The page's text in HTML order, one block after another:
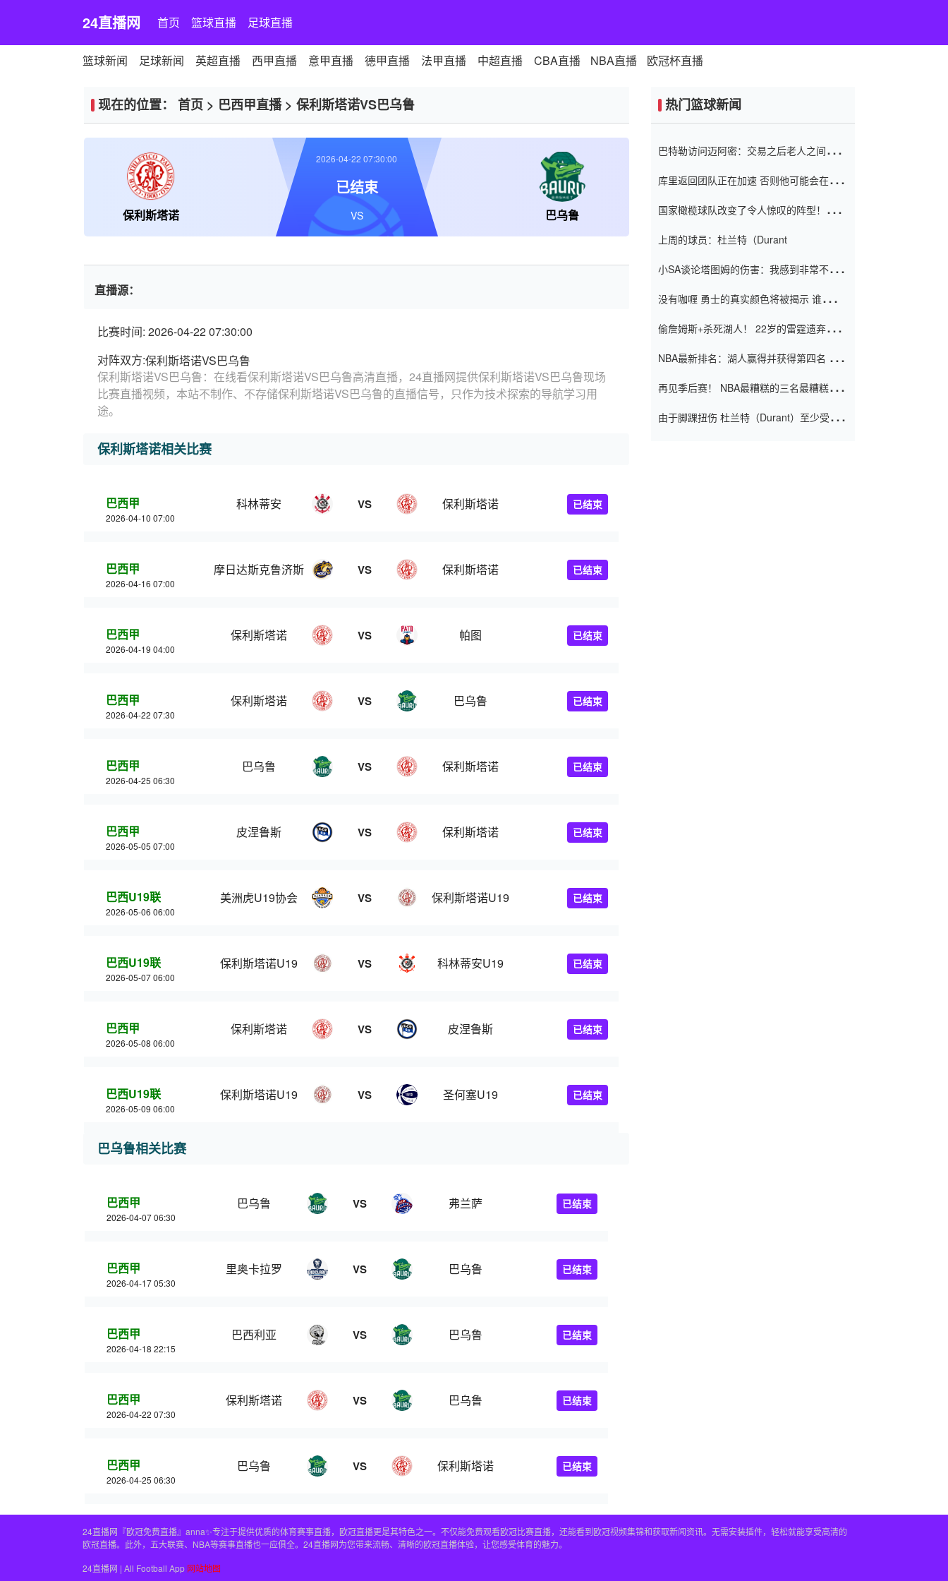
24直播网 首页 篮球直播 足球直播
篮球新闻 足球新闻 英超直播 西甲直播 意甲直播 德甲直播 法甲直播 中超直播 CBA直播 NBA直播 欧冠杯直播
现在的位置： 首页 > 巴西甲直播> 保利斯塔诺VS巴乌鲁
保利斯塔诺 巴乌鲁
2026-04-22 07:30:00
已结束
VS
直播源：
比赛时间: 2026-04-22 07:30:00
对阵双方:保利斯塔诺VS巴乌鲁
保利斯塔诺VS巴乌鲁：在线看保利斯塔诺VS巴乌鲁高清直播，24直播网提供保利斯塔诺VS巴乌鲁现场
比赛直播视频，本站不制作、不存储保利斯塔诺VS巴乌鲁的直播信号，只作为技术探索的导航学习用
途。
保利斯塔诺相关比赛
巴西甲
2026-04-10 07:00
科林蒂安 VS 保利斯塔诺 已结束
巴西甲
2026-04-16 07:00
摩日达斯克鲁济斯 VS 保利斯塔诺 已结束
巴西甲
2026-04-19 04:00
保利斯塔诺 VS 帕图 已结束
巴西甲
2026-04-22 07:30
保利斯塔诺 VS 巴乌鲁 已结束
巴西甲
2026-04-25 06:30
巴乌鲁 VS 保利斯塔诺 已结束
巴西甲
2026-05-05 07:00
皮涅鲁斯 VS 保利斯塔诺 已结束
巴西U19联
2026-05-06 06:00
美洲虎U19协会 VS 保利斯塔诺U19 已结束
巴西U19联
2026-05-07 06:00
保利斯塔诺U19 VS 科林蒂安U19 已结束
巴西甲
2026-05-08 06:00
保利斯塔诺 VS 皮涅鲁斯 已结束
巴西U19联
2026-05-09 06:00
保利斯塔诺U19 VS 圣何塞U19 已结束
巴乌鲁相关比赛
巴西甲
2026-04-07 06:30
巴乌鲁 VS 弗兰萨 已结束
巴西甲
2026-04-17 05:30
里奥卡拉罗 VS 巴乌鲁 已结束
巴西甲
2026-04-18 22:15
巴西利亚 VS 巴乌鲁 已结束
巴西甲
2026-04-22 07:30
保利斯塔诺 VS 巴乌鲁 已结束
巴西甲
2026-04-25 06:30
巴乌鲁 VS 保利斯塔诺 已结束
热门篮球新闻
巴特勒访问迈阿密：交易之后老人之间的第
库里返回团队正在加速 否则他可能会在下
起了人们的关注
国家橄榄球队改变了令人惊叹的阵型！伊万
上周的球员：杜兰特（Durant
小SA谈论塔图姆的伤害：我感到非常不舒
没有咖喱 勇士的真实颜色将被揭示 谁注意
偷詹姆斯+杀死湖人！ 22岁的雷霆遗弃儿子
亿元人民币的合同
NBA最新排名：湖人赢得并获得第四名 小
再见季后赛！ NBA最糟糕的三名最糟糕的
由于脚踝扭伤 杜兰特（Durant）至少受伤
24直播网『欧冠免费直播』anna✨专注于提供优质的体育赛事直播，欧冠直播更是其特色之一。不仅能免费观看欧冠比赛直播，还能看到欧冠视频集锦和获取新闻资讯。无需安装插件，轻松就能享受高清的
欧冠直播。此外，五大联赛、NBA等赛事直播也一应俱全。24直播网为您带来流畅、清晰的欧冠直播体验，让您感受体育的魅力。
24直播网 | All Football App 网站地图